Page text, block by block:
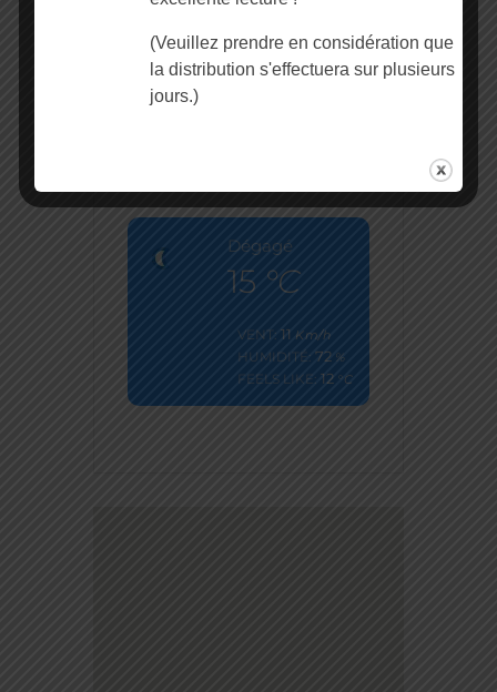
Dégagé
15 °C
VENT: 11 Km/h
HUMIDITÉ: 72%
FEELS LIKE: 12°C
(Veuillez prendre en considération que
la distribution s'effectuera sur plusieurs
jours.)